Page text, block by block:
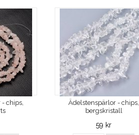
chips,
Ädelstenspärlor - chips,
bergskristall
59 kr